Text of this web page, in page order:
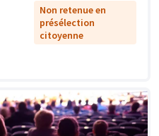
Non retenue en
présélection
citoyenne